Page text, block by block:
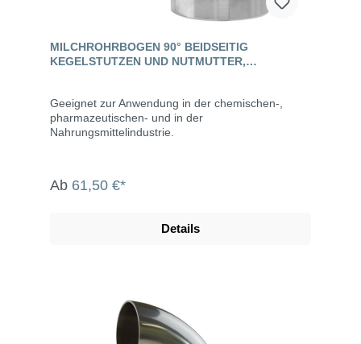
MILCHROHRBOGEN 90° BEIDSEITIG
KEGELSTUTZEN UND NUTMUTTER,
Geeignet zur Anwendung in der chemischen-,
pharmazeutischen- und in der
Nahrungsmittelindustrie.
Ab 61,50 €*
Details